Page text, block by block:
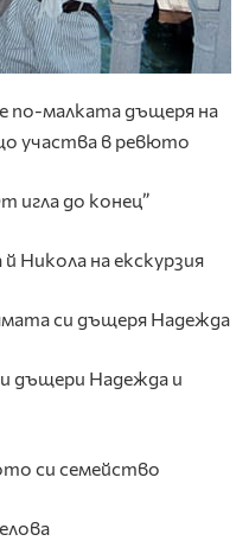
по-малката дъщеря на
участва в ревюто
до конец”
Никола на екскурзия
си дъщеря Надежда
дъщери Надежда и
си семейство